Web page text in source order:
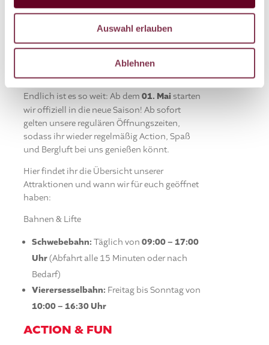
Auswahl erlauben
Ablehnen
Saisonstart am 01. Mai – Wir sind wieder
voll für euch da!
Endlich ist es so weit: Ab dem01. Maistarten
wir offiziell in die neue Saison! Ab sofort
gelten unsere regulären Öffnungszeiten,
sodass ihr wieder regelmäßig Action, Spaß
und Bergluft bei uns genießen könnt.
Hier findet ihr die Übersicht unserer
Attraktionen und wann wir für euch geöffnet
haben:
Bahnen & Lifte
Schwebebahn: Täglich von09:00 – 17:00
Uhr(Abfahrt alle 15 Minuten oder nach
Bedarf)
Vierersesselbahn: Freitag bis Sonntag von
10:00 – 16:30 Uhr
ACTION & FUN